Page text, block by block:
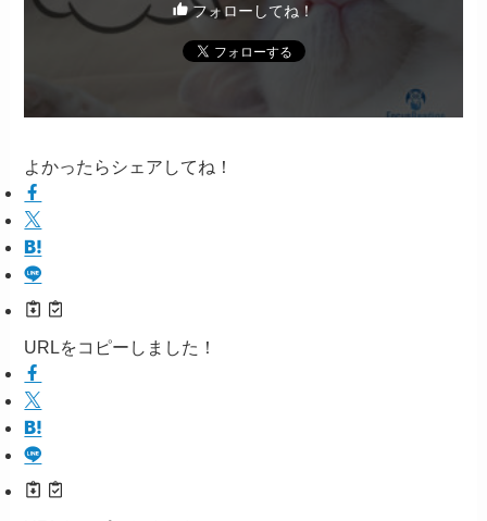
フォローしてね！
よかったらシェアしてね！
URLをコピーしました！